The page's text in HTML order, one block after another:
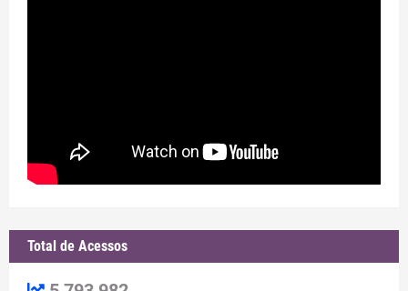
Total de Acessos